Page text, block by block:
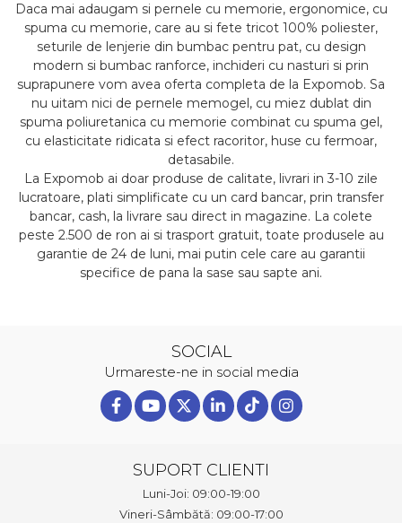
Daca mai adaugam si pernele cu memorie, ergonomice, cu
spuma cu memorie, care au si fete tricot 100% poliester,
seturile de lenjerie din bumbac pentru pat, cu design
modern si bumbac ranforce, inchideri cu nasturi si prin
suprapunere vom avea oferta completa de la Expomob. Sa
nu uitam nici de pernele memogel, cu miez dublat din
spuma poliuretanica cu memorie combinat cu spuma gel,
cu elasticitate ridicata si efect racoritor, huse cu fermoar,
detasabile.
La Expomob ai doar produse de calitate, livrari in 3-10 zile
lucratoare, plati simplificate cu un card bancar, prin transfer
bancar, cash, la livrare sau direct in magazine. La colete
peste 2.500 de ron ai si trasport gratuit, toate produsele au
garantie de 24 de luni, mai putin cele care au garantii
specifice de pana la sase sau sapte ani.
SOCIAL
Urmareste-ne in social media
SUPORT CLIENTI
Luni-Joi: 09:00-19:00
Vineri-Sâmbătă: 09:00-17:00